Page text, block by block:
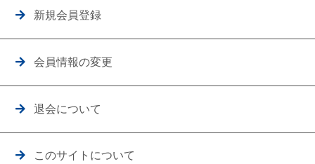
新規会員登録
会員情報の変更
退会について
このサイトについて